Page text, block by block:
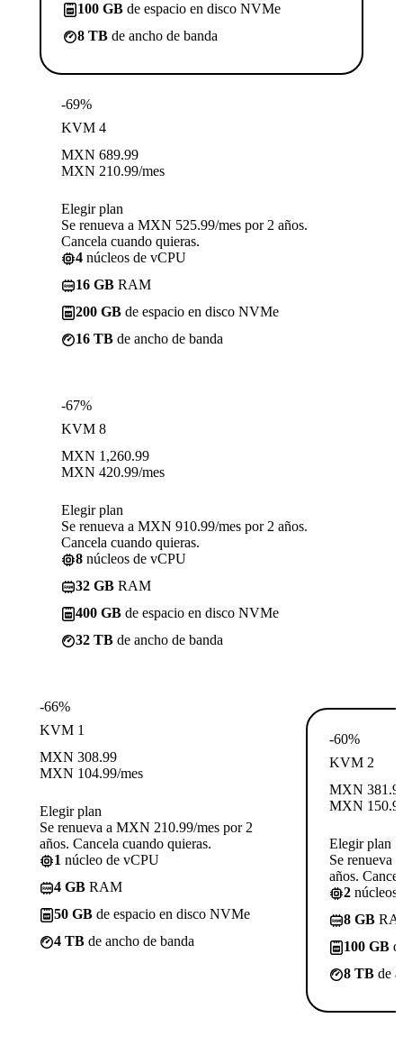
100 GB de espacio en disco NVMe
8 TB de ancho de banda
-69%
KVM 4
MXN 689.99
MXN 210.99/mes
Elegir plan
Se renueva a MXN 525.99/mes por 2 años.
Cancela cuando quieras.
4 núcleos de vCPU
16 GB RAM
200 GB de espacio en disco NVMe
16 TB de ancho de banda
-67%
KVM 8
MXN 1,260.99
MXN 420.99/mes
Elegir plan
Se renueva a MXN 910.99/mes por 2 años.
Cancela cuando quieras.
8 núcleos de vCPU
32 GB RAM
400 GB de espacio en disco NVMe
32 TB de ancho de banda
-66%
KVM 1
MXN 308.99
MXN 104.99/mes
Elegir plan
Se renueva a MXN 210.99/mes por 2
años. Cancela cuando quieras.
1 núcleo de vCPU
4 GB RAM
50 GB de espacio en disco NVMe
4 TB de ancho de banda
-60%
KVM 2
MXN
MXN
Elegir plan
Se renueva
años.
2 núcleos
8 GB
100 GB
8 TB de